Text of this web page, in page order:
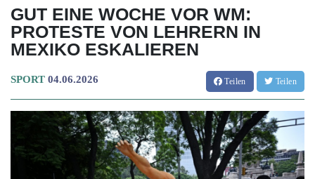
GUT EINE WOCHE VOR WM:
PROTESTE VON LEHRERN IN
MEXIKO ESKALIEREN
SPORT 04.06.2026 Teilen Teilen